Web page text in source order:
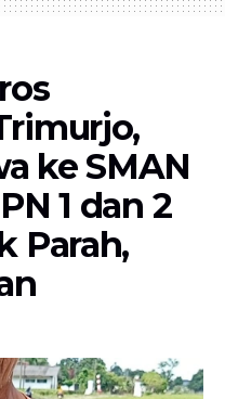
ke SMAN
1 dan 2
Parah,